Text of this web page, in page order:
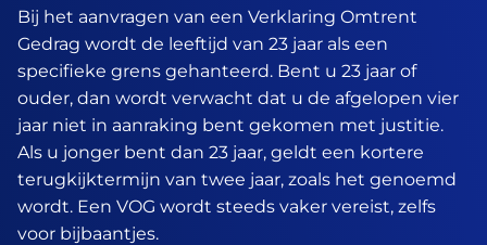
Bij het aanvragen van een Verklaring Omtrent
Gedrag wordt de leeftijd van 23 jaar als een
specifieke grens gehanteerd. Bent u 23 jaar of
ouder, dan wordt verwacht dat u de afgelopen vier
jaar niet in aanraking bent gekomen met justitie.
Als u jonger bent dan 23 jaar, geldt een kortere
terugkijktermijn van twee jaar, zoals het genoemd
wordt. Een VOG wordt steeds vaker vereist, zelfs
voor bijbaantjes.